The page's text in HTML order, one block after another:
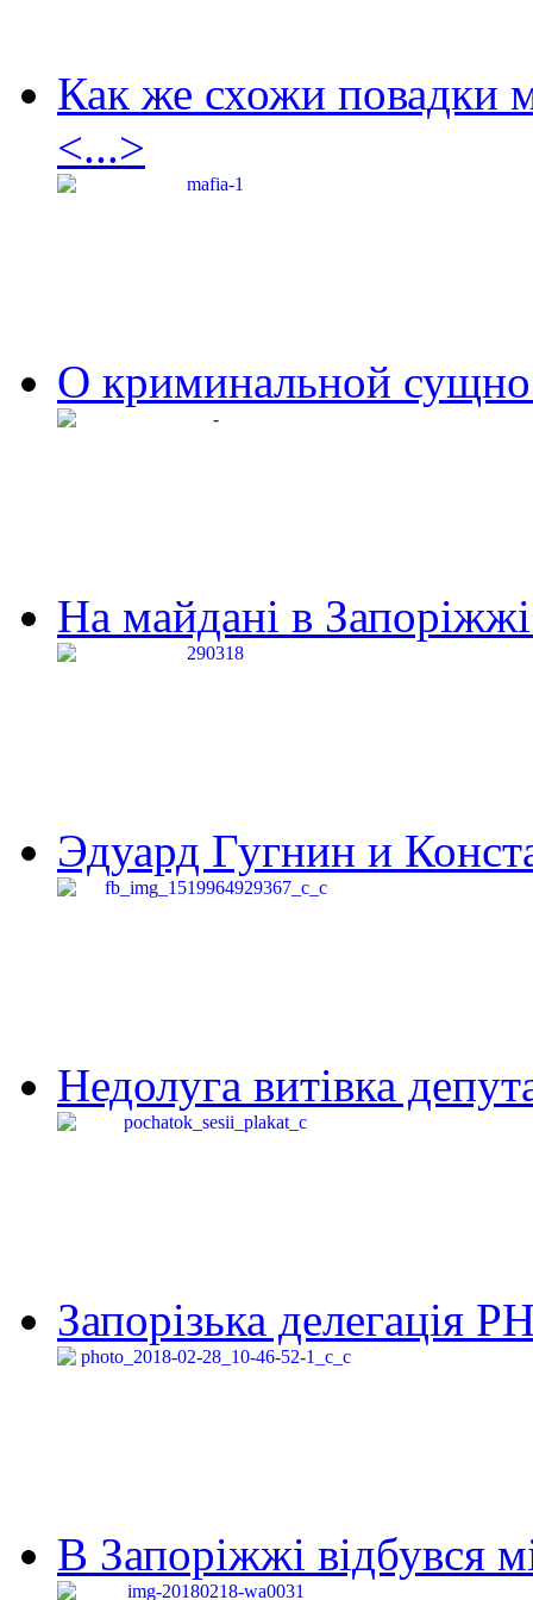
Как же схожи повадки
<...>
О криминальной
На майдані в
Эдуард Гугнин и
Недолуга витівка
Запорізька делегація
В Запоріжжі відбувся